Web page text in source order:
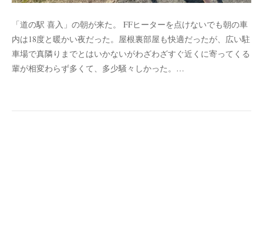
「道の駅 喜入」の朝が来た。 FFヒーターを点けないでも朝の車
内は18度と暖かい夜だった。屋根裏部屋も快適だったが、広い駐
車場で真隣りまでとはいかないがわざわざすぐ近くに寄ってくる
輩が相変わらず多くて、多少騒々しかった。…